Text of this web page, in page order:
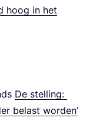
hoog in het
De stel­ling:
belast worden’